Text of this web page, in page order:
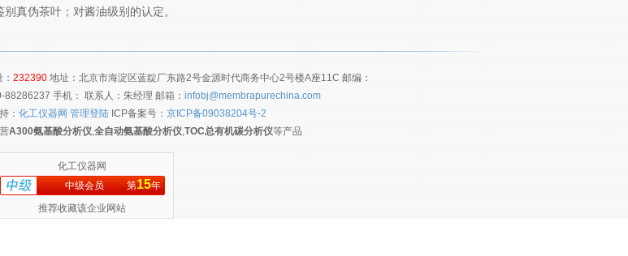
真伪茶叶；对酱油级别的认定。
232390地址：北京市海淀区蓝靛厂东路2号金源时代商务中心2号楼A座11C 邮编：
手机： 联系人：朱经理 邮箱： infobj@membrapurechina.com
： 化工仪器网 管理登陆ICP备案号： 京ICP备09038204号-2
A300氨基酸分析仪,全自动氨基酸分析仪,TOC总有机碳分析仪等产品
化工仪器网
中级会员
第15年
推荐收藏该企业网站